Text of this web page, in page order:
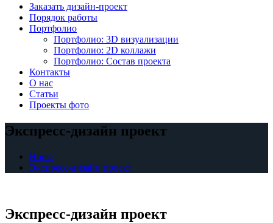
Заказать дизайн-проект
Порядок работы
Портфолио
Портфолио: 3D визуализации
Портфолио: 2D коллажи
Портфолио: Состав проекта
Контакты
О нас
Статьи
Проекты фото
Экспресс-дизайн проект
Home
Экспресс-дизайн проект
Экспресс-дизайн проект